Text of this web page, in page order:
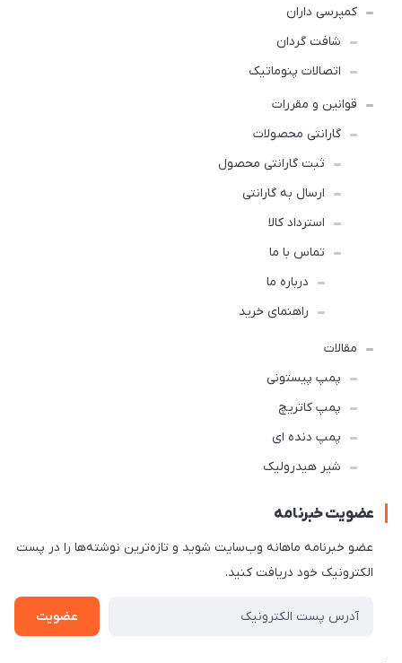
کمپرسی داران
شافت گردان
اتصالات پنوماتیک
قوانین و مقررات
گارانتی محصولات
ثبت گارانتی محصول
ارسال به گارانتی
استرداد کالا
تماس با ما
درباره ما
راهنمای خرید
مقالات
پمپ پیستونی
پمپ کاتریچ
پمپ دنده ای
شیر هیدرولیک
عضویت خبرنامه
عضو خبرنامه ماهانه وب‌سایت شوید و تازه‌ترین نوشته‌ها را در پست
الکترونیک خود دریافت کنید.
عضویت